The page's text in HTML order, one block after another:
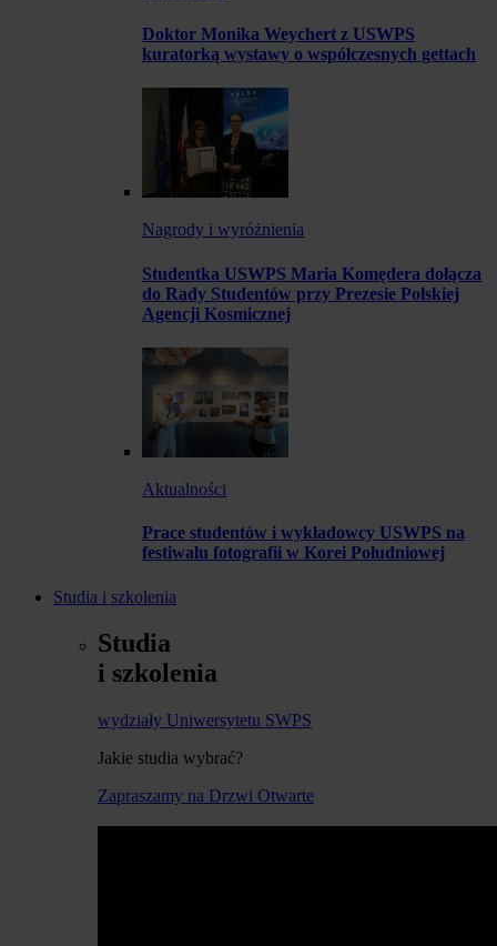
Doktor Monika Weychert z USWPS
kuratorką wystawy o współczesnych gettach
Nagrody i wyróżnienia
Studentka USWPS Maria Komędera dołącza
do Rady Studentów przy Prezesie Polskiej
Agencji Kosmicznej
Aktualności
Prace studentów i wykładowcy USWPS na
festiwalu fotografii w Korei Południowej
Studia i szkolenia
Studia
i szkolenia
wydziały Uniwersytetu SWPS
Jakie studia wybrać?
Zapraszamy na Drzwi Otwarte